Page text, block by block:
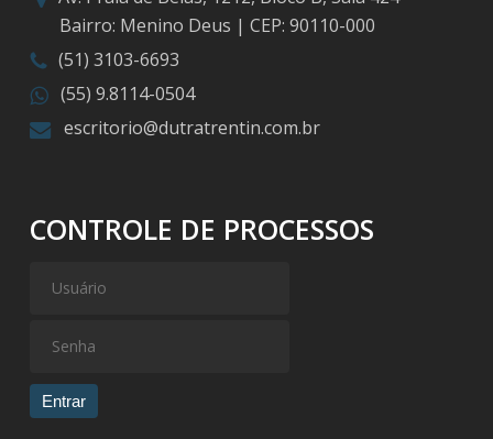
Bairro: Menino Deus | CEP: 90110-000
(51) 3103-6693
(55) 9.8114-0504
escritorio@dutratrentin.com.br
CONTROLE DE PROCESSOS
Entrar